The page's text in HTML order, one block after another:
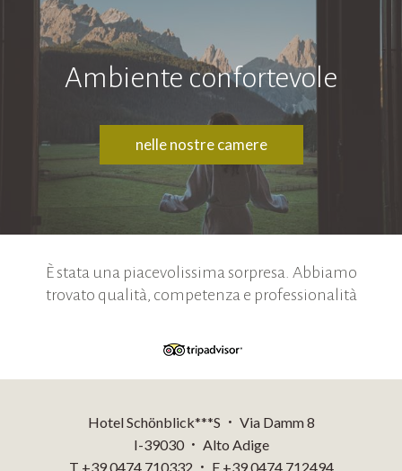
Ambiente confortevole
nelle nostre camere
È stata una piacevolissima sorpresa. Abbiamo
trovato qualità, competenza e professionalità
Hotel Schönblick***S •
Via Damm 8
I-39030
•
Alto Adige
T +39 0474 710332
•
F +39 0474 712494